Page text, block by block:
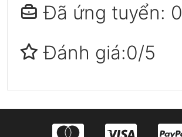
Đã ứng tuyển: 0
Đánh giá:0/5